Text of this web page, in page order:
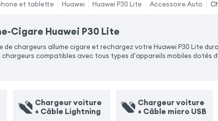
et tablette Huawei Huawei P30 Lite Accessoire Auto
Cigare Huawei P30 Lite
de chargeurs allume cigare et rechargez votre Huawei P30 Lite
compatibles avec tous types d'appareils mobiles dotés
Chargeur voiture
+ Câble Lightning
Chargeur voiture
+ Câble micro USB